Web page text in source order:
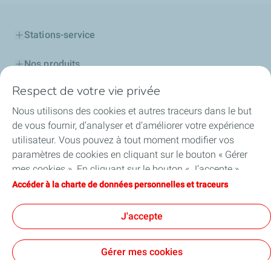
Stations-service
Nos produits
Cartes TotalEnergies
Professionnels
Découvrir TotalEnergies
Challenge Startupper
Respect de votre vie privée
Nous utilisons des cookies et autres traceurs dans le but
de vous fournir, d’analyser et d’améliorer votre expérience
utilisateur. Vous pouvez à tout moment modifier vos
paramètres de cookies en cliquant sur le bouton « Gérer
mes cookies ». En cliquant sur le bouton « J’accepte »,
vous acceptez le dépôt de l’ensemble des cookies. Dans le
techniques nécessaires au bon fonctionnement du site
seront utilisés. Pour plus d’informations, vous pouvez
consulter la page « Charte de données personnelles et
traceurs ».
Accéder à la charte de données personnelles et traceurs
J'accepte
Gérer mes cookies